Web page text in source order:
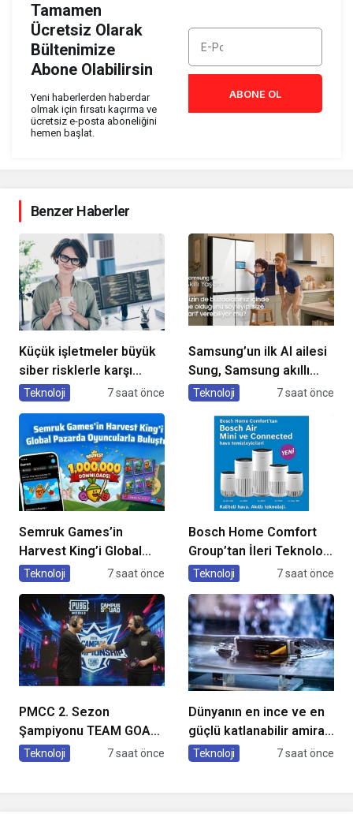
Tamamen
Ücretsiz Olarak
Bültenimize
Abone Olabilirsin
Yeni haberlerden haberdar
olmak için fırsatı kaçırma ve
ücretsiz e-posta aboneliğini
hemen başlat.
ABONE OL
Benzer Haberler
Küçük işletmeler büyük
siber risklerle karşı
karşıya
Teknoloji 7 saat önce
Samsung’un ilk AI ailesi
Sung, Samsung akıllı
yaşam deneyimini
Teknoloji 7 saat önce
Semruk Games’in
Harvest King’i Global
Pazarda Oyuncularla
Teknoloji 7 saat önce
Bosch Home Comfort
Group’tan İleri Teknoloji
Hava Temizleme
Teknoloji 7 saat önce
PMCC 2. Sezon
Şampiyonu TEAM GOAT
Oldu
Teknoloji 7 saat önce
Dünyanın en ince ve en
güçlü katlanabilir amiral
gemisi HONOR Magic V6
Teknoloji 7 saat önce